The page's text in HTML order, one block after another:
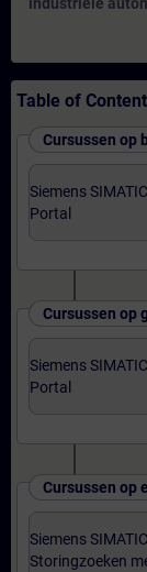
Table of
Cursussen op
Siemens
Portal
Cursussen op
Siemens
Portal
Cursussen op
Siemens
Storingzoeken